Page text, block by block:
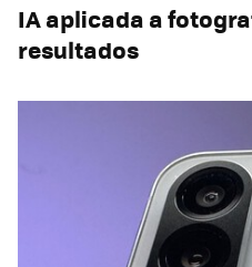
IA aplicada a
resultados